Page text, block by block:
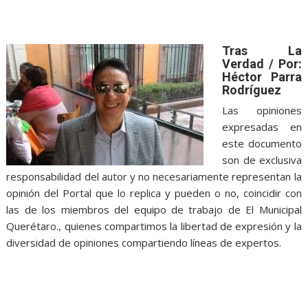
Tras La
Verdad / Por:
Héctor Parra
Rodríguez
Las opiniones
expresadas en
este documento
son de exclusiva
responsabilidad del autor y no necesariamente representan la
opinión del Portal que lo replica y pueden o no, coincidir con
las de los miembros del equipo de trabajo de El Municipal
Querétaro., quienes compartimos la libertad de expresión y la
diversidad de opiniones compartiendo líneas de expertos.